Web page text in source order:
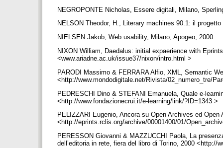
NEGROPONTE Nicholas, Essere digitali, Milano,
NELSON Theodor, H., Literary machines 90.1: il
NIELSEN Jakob, Web usability, Milano, Apogeo, 2000.
NIXON William, Daedalus: initial expaerience with
<www.ariadne.ac.uk/issue37/nixon/intro.html >
PARODI Massimo & FERRARA Alfio, XML, Semantic
<http://www.mondodigitale.net/Rivista/02_numero_tre/
PEDRESCHI Dino & STEFANI Emanuela, Quale e-
<http://www.fondazionecrui.it/e-learning/link/?ID=1343 >
PELIZZARI Eugenio, Ancora su Open Archives ed Open
<http://eprints.rclis.org/archive/00001400/01/
PERESSON Giovanni & MAZZUCCHI Paola, La
dell’editoria in rete, fiera del libro di Torino, 2000